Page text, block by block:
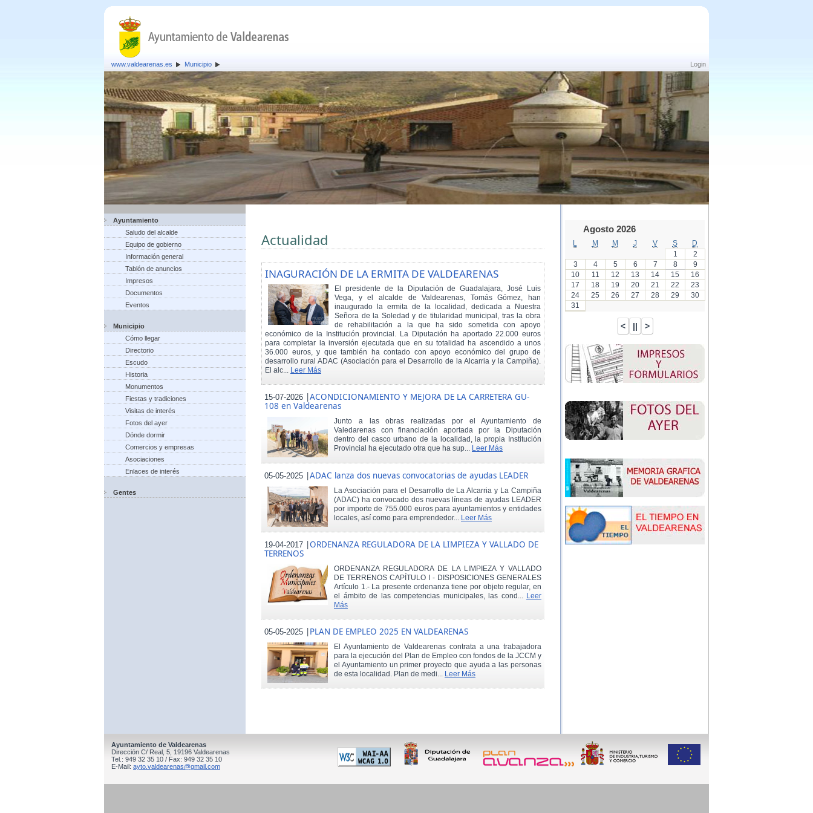
Login
www.valdearenas.es Municipio
Ayuntamiento
Saludo del alcalde
Equipo de gobierno
Información general
Tablón de anuncios
Impresos
Documentos
Eventos
Municipio
Cómo llegar
Directorio
Escudo
Historia
Monumentos
Fiestas y tradiciones
Visitas de interés
Fotos del ayer
Dónde dormir
Comercios y empresas
Asociaciones
Enlaces de interés
Gentes
Actualidad
INAGURACIÓN DE LA ERMITA DE VALDEARENAS
El presidente de la Diputación de Guadalajara, José Luis
Vega, y el alcalde de Valdearenas, Tomás Gómez, han
inaugurado la ermita de la localidad, dedicada a Nuestra
Señora de la Soledad y de titularidad municipal, tras la obra
de rehabilitación a la que ha sido sometida con apoyo
económico de la Institución provincial. La Diputación ha aportado 22.000 euros
para completar la inversión ejecutada que en su totalidad ha ascendido a unos
36.000 euros, y que también ha contado con apoyo económico del grupo de
desarrollo rural ADAC (Asociación para el Desarrollo de la Alcarria y la Campiña).
El alc... Leer Más
15-07-2026 |ACONDICIONAMIENTO Y MEJORA DE LA CARRETERA GU-
108 en Valdearenas
Junto a las obras realizadas por el Ayuntamiento de
Valedarenas con financiación aportada por la Diputación
dentro del casco urbano de la localidad, la propia Institución
Provincial ha ejecutado otra que ha sup... Leer Más
05-05-2025 |ADAC lanza dos nuevas convocatorias de ayudas LEADER
La Asociación para el Desarrollo de La Alcarria y La Campiña
(ADAC) ha convocado dos nuevas líneas de ayudas LEADER
por importe de 755.000 euros para ayuntamientos y entidades
locales, así como para emprendedor... Leer Más
19-04-2017 |ORDENANZA REGULADORA DE LA LIMPIEZA Y VALLADO DE
TERRENOS
ORDENANZA REGULADORA DE LA LIMPIEZA Y VALLADO
DE TERRENOS CAPÍTULO I - DISPOSICIONES GENERALES
Artículo 1.- La presente ordenanza tiene por objeto regular, en
el ámbito de las competencias municipales, las cond... Leer
Más
05-05-2025 |PLAN DE EMPLEO 2025 EN VALDEARENAS
El Ayuntamiento de Valdearenas contrata a una trabajadora
para la ejecución del Plan de Empleo con fondos de la JCCM y
el Ayuntamiento un primer proyecto que ayuda a las personas
de esta localidad. Plan de medi... Leer Más
Agosto 2026
M M J V S
D
1
2
3
4 5 6 7 8
9
10
11 12 13 14 15
16
17
18 19 20 21 22
23
24
25 26 27 28 29
30
31
Ayuntamiento de Valdearenas
Dirección C/ Real, 5, 19196 Valdearenas
Tel.: 949 32 35 10 / Fax: 949 32 35 10
E-Mail: ayto.valdearenas@gmail.com